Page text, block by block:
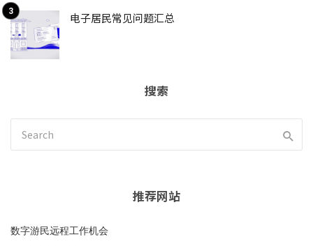
电子居民常见问题汇总
搜索
推荐网站
数字游民远程工作机会